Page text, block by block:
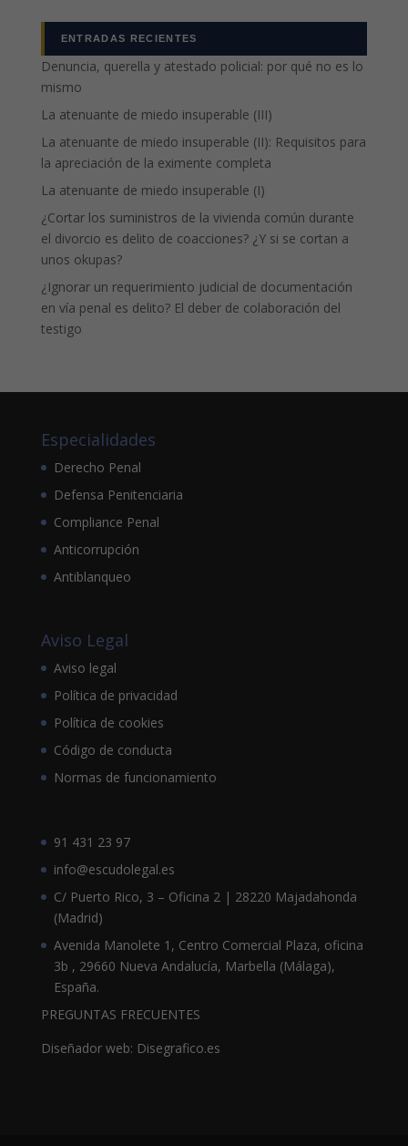
ENTRADAS RECIENTES
Denuncia, querella y atestado policial: por qué no es lo
mismo
La atenuante de miedo insuperable (III)
La atenuante de miedo insuperable (II): Requisitos para
la apreciación de la eximente completa
La atenuante de miedo insuperable (I)
¿Cortar los suministros de la vivienda común durante
el divorcio es delito de coacciones? ¿Y si se cortan a
unos okupas?
¿Ignorar un requerimiento judicial de documentación
en vía penal es delito? El deber de colaboración del
testigo
Especialidades
Derecho Penal
Defensa Penitenciaria
Compliance Penal
Anticorrupción
Antiblanqueo
Aviso Legal
Aviso legal
Política de privacidad
Política de cookies
Código de conducta
Normas de funcionamiento
91 431 23 97
info@escudolegal.es
C/ Puerto Rico, 3 – Oficina 2 | 28220 Majadahonda
(Madrid)
Avenida Manolete 1, Centro Comercial Plaza, oficina
3b , 29660 Nueva Andalucía, Marbella (Málaga),
España.
PREGUNTAS FRECUENTES
Diseñador web: Disegrafico.es